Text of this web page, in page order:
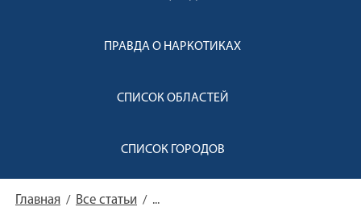
ПРАВДА О НАРКОТИКАХ
СПИСОК ОБЛАСТЕЙ
СПИСОК ГОРОДОВ
Главная / Все статьи / ...